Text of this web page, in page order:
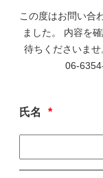
この度はお問い合
ました。 内容を
待ちくださいませ
06-
氏名 *